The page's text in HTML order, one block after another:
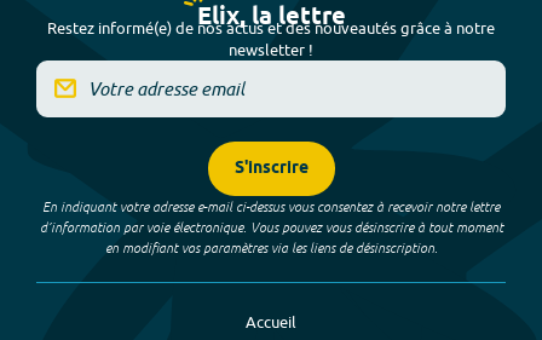
Elix, la lettre
Restez informé(e) de nos actus et des nouveautés grâce à notre
newsletter !
S'inscrire
En indiquant votre adresse e-mail ci-dessus vous consentez à recevoir notre lettre
d’information par voie électronique. Vous pouvez vous désinscrire à tout moment
en modifiant vos paramètres via les liens de désinscription.
Accueil